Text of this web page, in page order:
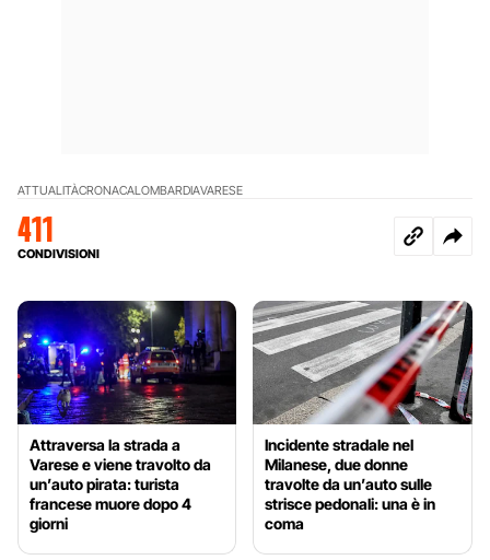
ATTUALITÀCRONACALOMBARDIAVARESE
411
CONDIVISIONI
Attraversa la strada a
Varese e viene travolto da
un’auto pirata: turista
francese muore dopo 4
giorni
Incidente stradale nel
Milanese, due donne
travolte da un’auto sulle
strisce pedonali: una è in
coma